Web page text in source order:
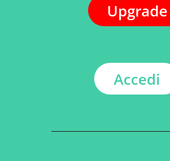
Upgrade
Accedi